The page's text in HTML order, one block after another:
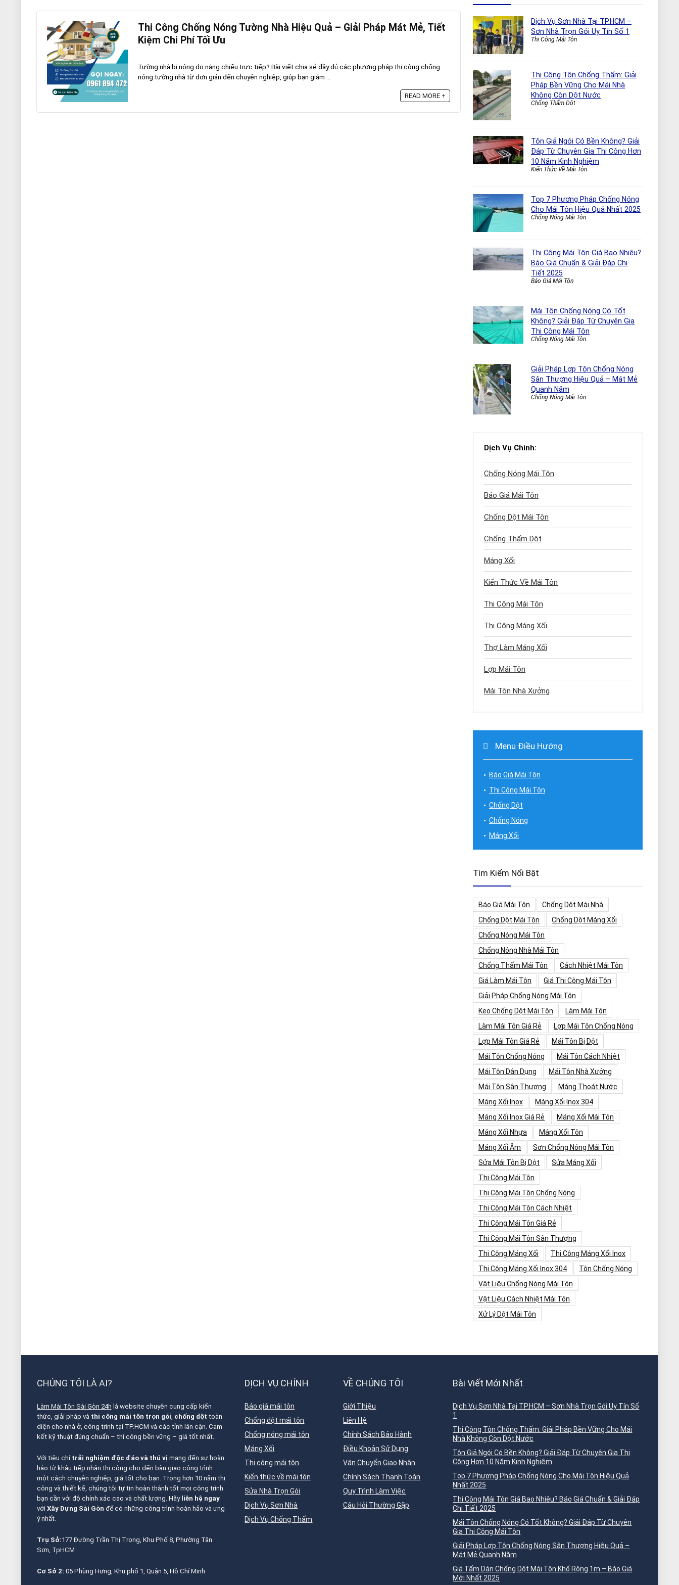
Thi Công Chống Nóng Tường Nhà Hiệu Quả – Giải Pháp Mát Mẻ, Tiết
Kiệm Chi Phí Tối Ưu
Tường nhà bị nóng do nắng chiếu trực tiếp? Bài viết chia sẻ đầy đủ các phương pháp thi công chống
nóng tường nhà từ đơn giản đến chuyên nghiệp, giúp bạn giảm ...
READ MORE +
Dịch Vụ Sơn Nhà Tại TP.HCM –
Sơn Nhà Trọn Gói Uy Tín Số 1
Thi Công Mái Tôn
Thi Công Tôn Chống Thấm: Giải
Pháp Bền Vững Cho Mái Nhà
Không Còn Dột Nước
Chống Thấm Dột
Tôn Giả Ngói Có Bền Không? Giải
Đáp Từ Chuyên Gia Thi Công Hơn
10 Năm Kinh Nghiệm
Kiến Thức Về Mái Tôn
Top 7 Phương Pháp Chống Nóng
Cho Mái Tôn Hiệu Quả Nhất 2025
Chống Nóng Mái Tôn
Thi Công Mái Tôn Giá Bao Nhiêu?
Báo Giá Chuẩn & Giải Đáp Chi
Tiết 2025
Báo Giá Mái Tôn
Mái Tôn Chống Nóng Có Tốt
Không? Giải Đáp Từ Chuyên Gia
Thi Công Mái Tôn
Chống Nóng Mái Tôn
Giải Pháp Lợp Tôn Chống Nóng
Sân Thượng Hiệu Quả – Mát Mẻ
Quanh Năm
Chống Nóng Mái Tôn
Dịch Vụ Chính:
Chống Nóng Mái Tôn
Báo Giá Mái Tôn
Chống Dột Mái Tôn
Chống Thấm Dột
Máng Xối
Kiến Thức Về Mái Tôn
Thi Công Mái Tôn
Thi Công Máng Xối
Thợ Làm Máng Xối
Lợp Mái Tôn
Mái Tôn Nhà Xưởng
Menu Điều Hướng
Báo Giá Mái Tôn
Thi Công Mái Tôn
Chống Dột
Chống Nóng
Máng Xối
Tìm Kiếm Nổi Bật
Báo Giá Mái Tôn
Chống Dột Mái Nhà
Chống Dột Mái Tôn
Chống Dột Máng Xối
Chống Nóng Mái Tôn
Chống Nóng Nhà Mái Tôn
Chống Thấm Mái Tôn
Cách Nhiệt Mái Tôn
Giá Làm Mái Tôn
Giá Thi Công Mái Tôn
Giải Pháp Chống Nóng Mái Tôn
Keo Chống Dột Mái Tôn
Làm Mái Tôn
Làm Mái Tôn Giá Rẻ
Lợp Mái Tôn Chống Nóng
Lợp Mái Tôn Giá Rẻ
Mái Tôn Bị Dột
Mái Tôn Chống Nóng
Mái Tôn Cách Nhiệt
Mái Tôn Dân Dụng
Mái Tôn Nhà Xưởng
Mái Tôn Sân Thượng
Máng Thoát Nước
Máng Xối Inox
Máng Xối Inox 304
Máng Xối Inox Giá Rẻ
Máng Xối Mái Tôn
Máng Xối Nhựa
Máng Xối Tôn
Máng Xối Âm
Sơn Chống Nóng Mái Tôn
Sửa Mái Tôn Bị Dột
Sửa Máng Xối
Thi Công Mái Tôn
Thi Công Mái Tôn Chống Nóng
Thi Công Mái Tôn Cách Nhiệt
Thi Công Mái Tôn Giá Rẻ
Thi Công Mái Tôn Sân Thượng
Thi Công Máng Xối
Thi Công Máng Xối Inox
Thi Công Máng Xối Inox 304
Tôn Chống Nóng
Vật Liệu Chống Nóng Mái Tôn
Vật Liệu Cách Nhiệt Mái Tôn
Xử Lý Dột Mái Tôn
CHÚNG TÔI LÀ AI?
Làm Mái Tôn Sài Gòn 24h là website chuyên cung cấp kiến
thức, giải pháp và thi công mái tôn trọn gói, chống dột toàn
diện cho nhà ở, công trình tại TP.HCM và các tỉnh lân cận. Cam
kết kỹ thuật đúng chuẩn – thi công bền vững – giá tốt nhất.
Với tiêu chí trải nghiệm độc đáo và thú vị mang đến sự hoàn
hảo từ khâu tiếp nhận thi công cho đến bàn giao công trình
một cách chuyên nghiệp, giá tốt cho bạn. Trong hơn 10 năm thi
công và thiết kế, chúng tôi tự tin hoàn thành tốt mọi công trình
bạn cần với độ chính xác cao và chất lượng. Hãy liên hệ ngay
với Xây Dựng Sài Gòn để có những công trình hoàn hảo và ưng
ý nhất.
Trụ Sở:177 Đường Trần Thị Trọng, Khu Phố 8, Phường Tân
Sơn, TpHCM
Cơ Sở 2: 05 Phùng Hưng, Khu phố 1, Quận 5, Hồ Chí Minh
DỊCH VỤ CHÍNH
Báo giá mái tôn
Chống dột mái tôn
Chống nóng mái tôn
Máng Xối
Thi công mái tôn
Kiến thức về mái tôn
Sửa Nhà Trọn Gói
Dịch Vụ Sơn Nhà
Dịch Vụ Chống Thấm
VỀ CHÚNG TÔI
Giới Thiệu
Liên Hệ
Chính Sách Bảo Hành
Điều Khoản Sử Dụng
Vận Chuyển Giao Nhận
Chính Sách Thanh Toán
Quy Trình Làm Việc
Câu Hỏi Thường Gặp
Bài Viết Mới Nhất
Dịch Vụ Sơn Nhà Tại TP.HCM – Sơn Nhà Trọn Gói Uy Tín Số
1
Thi Công Tôn Chống Thấm: Giải Pháp Bền Vững Cho Mái
Nhà Không Còn Dột Nước
Tôn Giả Ngói Có Bền Không? Giải Đáp Từ Chuyên Gia Thi
Công Hơn 10 Năm Kinh Nghiệm
Top 7 Phương Pháp Chống Nóng Cho Mái Tôn Hiệu Quả
Nhất 2025
Thi Công Mái Tôn Giá Bao Nhiêu? Báo Giá Chuẩn & Giải Đáp
Chi Tiết 2025
Mái Tôn Chống Nóng Có Tốt Không? Giải Đáp Từ Chuyên
Gia Thi Công Mái Tôn
Giải Pháp Lợp Tôn Chống Nóng Sân Thượng Hiệu Quả –
Mát Mẻ Quanh Năm
Giá Tấm Dán Chống Dột Mái Tôn Khổ Rộng 1m – Báo Giá
Mới Nhất 2025